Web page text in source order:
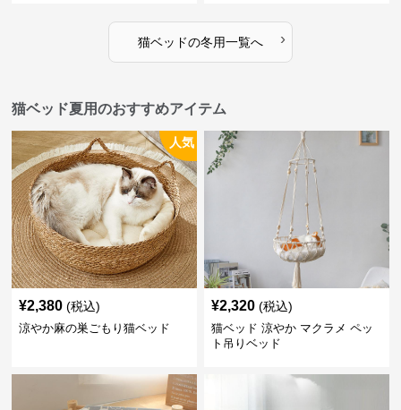
猫ベッドの冬用一覧へ ›
猫ベッド夏用のおすすめアイテム
人気
¥2,380 (税込)
涼やか麻の巣ごもり猫ベッド
¥2,320 (税込)
猫ベッド 涼やか マクラメ ペッ
ト吊りベッド